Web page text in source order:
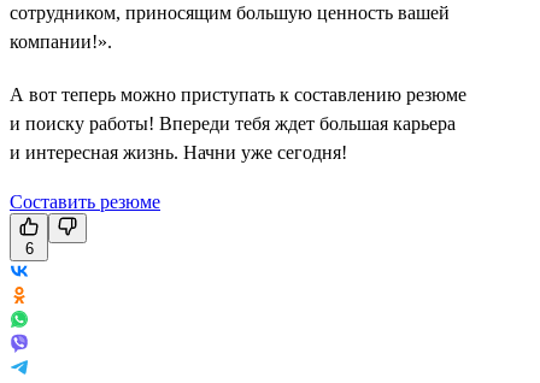
сотрудником, приносящим большую ценность вашей
компании!».
А вот теперь можно приступать к составлению резюме
и поиску работы! Впереди тебя ждет большая карьера
и интересная жизнь. Начни уже сегодня!
Составить резюме
6